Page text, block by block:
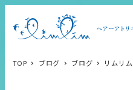
TOP ブログ ブログ リムリ